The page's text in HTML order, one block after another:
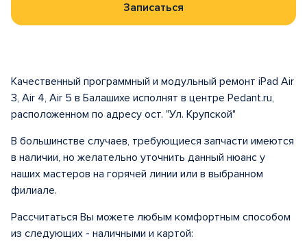
Записаться
Качественный программный и модульный ремонт iPad Air
3, Air 4, Air 5 в Балашихе исполнят в центре Pedant.ru,
расположенном по адресу ост. "Ул. Крупской"
В большинстве случаев, требующиеся запчасти имеются
в наличии, но желательно уточнить данный нюанс у
наших мастеров на горячей линии или в выбранном
филиале.
Рассчитаться Вы можете любым комфортным способом
из следующих - наличными и картой: